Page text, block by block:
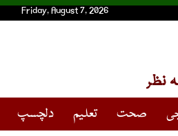
Friday, August 7, 2026
نظر
صحت تعلیم دلچسپ